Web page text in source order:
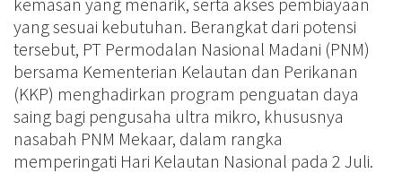
yang sesuai kebutuhan. Berangkat dari potensi
tersebut, PT Permodalan Nasional Madani (PNM)
bersama Kementerian Kelautan dan Perikanan
(KKP) menghadirkan program penguatan daya
saing bagi pengusaha ultra mikro, khususnya
nasabah PNM Mekaar, dalam rangka
memperingati Hari Kelautan Nasional pada 2 Juli.